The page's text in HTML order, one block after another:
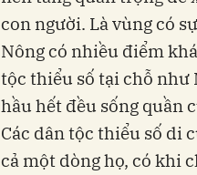
con người. Là vùng có
Nông có nhiều điểm
tộc thiểu số tại chỗ như
hầu hết đều sống quần
Các dân tộc thiểu số di
cả một dòng họ, có khi